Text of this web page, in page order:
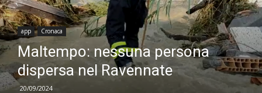
app Cronaca
Maltempo: nessuna persona
dispersa nel Ravennate
20/09/2024